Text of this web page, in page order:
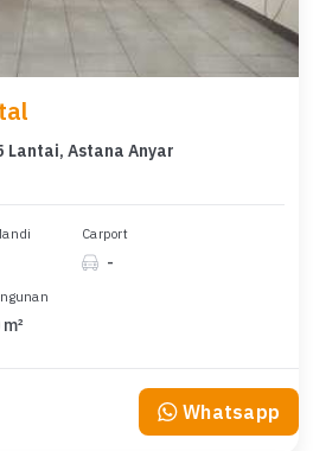
Lantai, Astana Anyar
Carport
-
Whatsapp